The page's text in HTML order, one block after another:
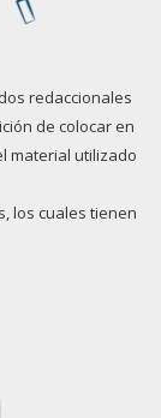
redaccionales
de colocar en
material utilizado
los cuales tienen